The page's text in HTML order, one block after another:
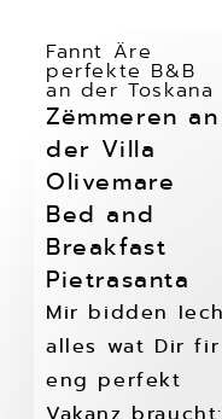
Fannt Äre
perfekte B&B
an der Toskana
Zëmmeren an
der Villa
Olivemare
Bed and
Breakfast
Pietrasanta
Mir bidden Iech
alles wat Dir fir
eng perfekt
Vakanz braucht: